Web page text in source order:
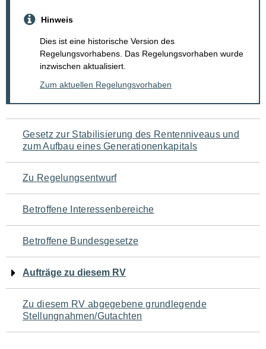
Hinweis
Dies ist eine historische Version des
Regelungsvorhabens. Das Regelungsvorhaben wurde
inzwischen aktualisiert.
Zum aktuellen Regelungsvorhaben
Navigation
für
den
Seiteninhalt
Gesetz zur Stabilisierung des Rentenniveaus und
zum Aufbau eines Generationenkapitals
Zu Regelungsentwurf
Betroffene Interessenbereiche
Betroffene Bundesgesetze
Aufträge zu diesem RV
Zu diesem RV abgegebene grundlegende
Stellungnahmen/Gutachten